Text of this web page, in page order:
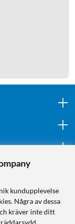
kundupplevelse
Några av dessa
kräver inte ditt